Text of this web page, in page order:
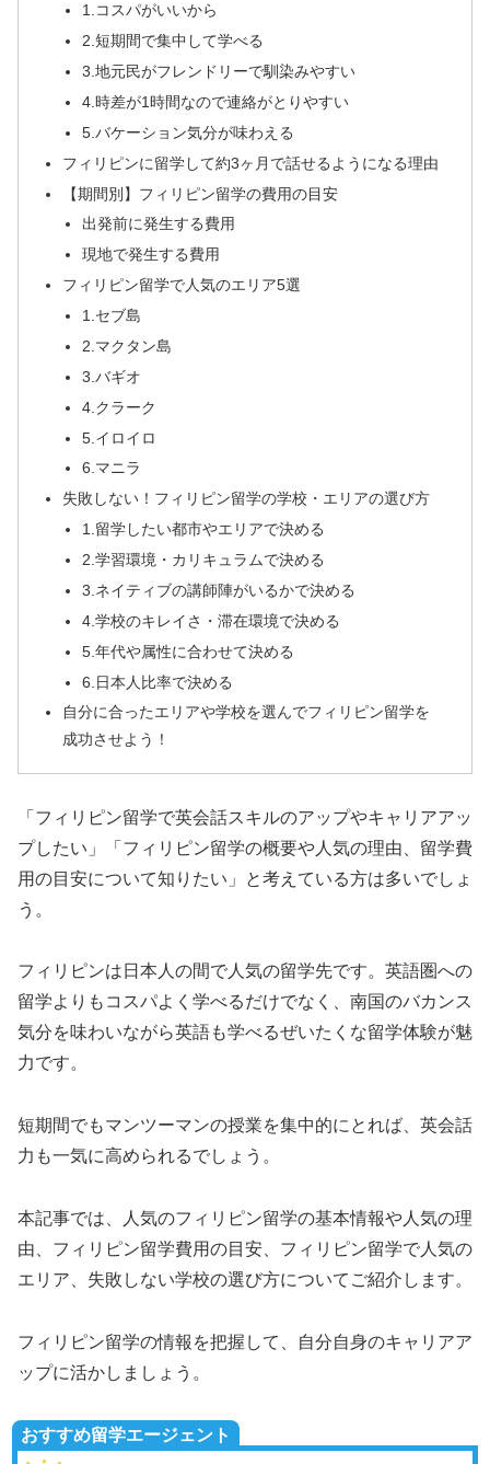
1.コスパがいいから
2.短期間で集中して学べる
3.地元民がフレンドリーで馴染みやすい
4.時差が1時間なので連絡がとりやすい
5.バケーション気分が味わえる
フィリピンに留学して約3ヶ月で話せるようになる理由
【期間別】フィリピン留学の費用の目安
出発前に発生する費用
現地で発生する費用
フィリピン留学で人気のエリア5選
1.セブ島
2.マクタン島
3.バギオ
4.クラーク
5.イロイロ
6.マニラ
失敗しない！フィリピン留学の学校・エリアの選び方
1.留学したい都市やエリアで決める
2.学習環境・カリキュラムで決める
3.ネイティブの講師陣がいるかで決める
4.学校のキレイさ・滞在環境で決める
5.年代や属性に合わせて決める
6.日本人比率で決める
自分に合ったエリアや学校を選んでフィリピン留学を
成功させよう！
「フィリピン留学で英会話スキルのアップやキャリアアッ
プしたい」「フィリピン留学の概要や人気の理由、留学費
用の目安について知りたい」と考えている方は多いでしょ
う。
フィリピンは日本人の間で人気の留学先です。英語圏への
留学よりもコスパよく学べるだけでなく、南国のバカンス
気分を味わいながら英語も学べるぜいたくな留学体験が魅
力です。
短期間でもマンツーマンの授業を集中的にとれば、英会話
力も一気に高められるでしょう。
本記事では、人気のフィリピン留学の基本情報や人気の理
由、フィリピン留学費用の目安、フィリピン留学で人気の
エリア、失敗しない学校の選び方についてご紹介します。
フィリピン留学の情報を把握して、自分自身のキャリアア
ップに活かしましょう。
おすすめ留学エージェント